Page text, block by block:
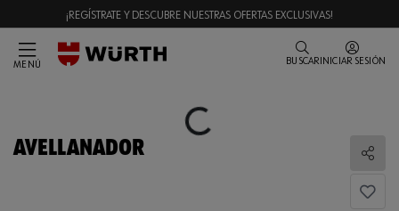
¡REGÍSTRATE Y DESCUBRE NUESTRAS OFERTAS EXCLUSIVAS!
MENÚ BUSCAR INICIAR SESIÓN
Loading...
AVELLANADOR